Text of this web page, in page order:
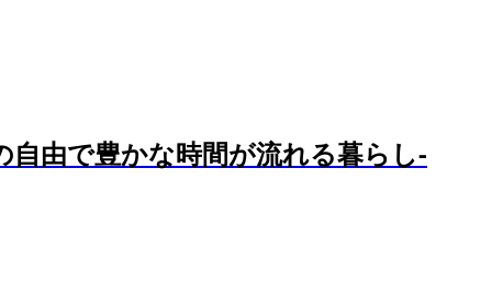
由で豊かな時間が流れる暮らし-